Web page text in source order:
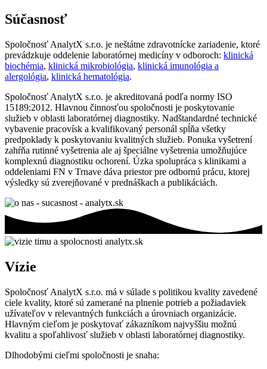
Súčasnosť
Spoločnosť AnalytX s.r.o. je neštátne zdravotnícke zariadenie, ktoré
prevádzkuje oddelenie laboratórnej medicíny v odboroch: klinická
biochémia, klinická mikrobiológia, klinická imunológia a
alergológia, klinická hematológia.
Spoločnosť AnalytX s.r.o. je akreditovaná podľa normy ISO
15189:2012. Hlavnou činnosťou spoločnosti je poskytovanie
služieb v oblasti laboratórnej diagnostiky. Nadštandardné technické
vybavenie pracovísk a kvalifikovaný personál spĺňa všetky
predpoklady k poskytovaniu kvalitných služieb. Ponuka vyšetrení
zahŕňa rutinné vyšetrenia ale aj špeciálne vyšetrenia umožňujúce
komplexnú diagnostiku ochorení. Úzka spolupráca s klinikami a
oddeleniami FN v Trnave dáva priestor pre odbornú prácu, ktorej
výsledky sú zverejňované v prednáškach a publikáciách.
Vízie
Spoločnosť AnalytX s.r.o. má v súlade s politikou kvality zavedené
ciele kvality, ktoré sú zamerané na plnenie potrieb a požiadaviek
užívateľov v relevantných funkciách a úrovniach organizácie.
Hlavným cieľom je poskytovať zákazníkom najvyššiu možnú
kvalitu a spoľahlivosť služieb v oblasti laboratórnej diagnostiky.
Dlhodobými cieľmi spoločnosti je snaha: